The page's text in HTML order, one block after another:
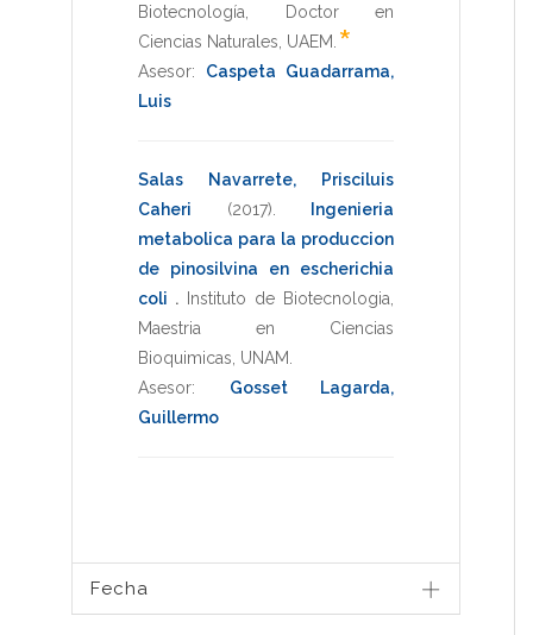
Biotecnología
Doctor en
Ciencias Naturales UAEM *
Asesor: Caspeta Guadarrama,
Luis
Salas Navarrete, Prisciluis
Caheri
(2017)
Ingenieria
metabolica para la produccion
de pinosilvina en escherichia
coli . Instituto de Biotecnologia
Maestria en Ciencias
Bioquimicas UNAM
Asesor: Gosset Lagarda,
Guillermo
Fecha